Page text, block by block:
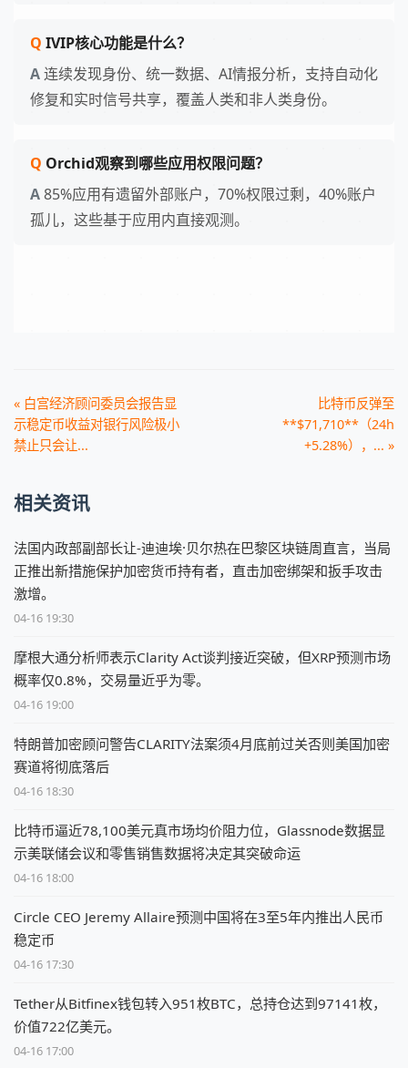
IVIP核心功能是什么？
连续发现身份、统一数据、AI情报分析，支持自动化
修复和实时信号共享，覆盖人类和非人类身份。
Orchid观察到哪些应用权限问题？
85%应用有遗留外部账户，70%权限过剩，40%账户
孤儿，这些基于应用内直接观测。
« 白宫经济顾问委员会报告显
示稳定币收益对银行风险极小
禁止只会让...
比特币反弹至
**$71,710**（24h
+5.28%），... »
相关资讯
法国内政部副部长让-迪迪埃·贝尔热在巴黎区块链周直言，当局
正推出新措施保护加密货币持有者，直击加密绑架和扳手攻击
激增。
04-16 19:30
摩根大通分析师表示Clarity Act谈判接近突破，但XRP预测市场
概率仅0.8%，交易量近乎为零。
04-16 19:00
特朗普加密顾问警告CLARITY法案须4月底前过关否则美国加密
赛道将彻底落后
04-16 18:30
比特币逼近78,100美元真市场均价阻力位，Glassnode数据显
示美联储会议和零售销售数据将决定其突破命运
04-16 18:00
Circle CEO Jeremy Allaire预测中国将在3至5年内推出人民币
稳定币
04-16 17:30
Tether从Bitfinex钱包转入951枚BTC，总持仓达到97141枚，
价值722亿美元。
04-16 17:00